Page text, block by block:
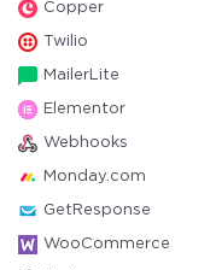
Copper
Twilio
MailerLite
Elementor
Webhooks
Monday.com
GetResponse
WooCommerce